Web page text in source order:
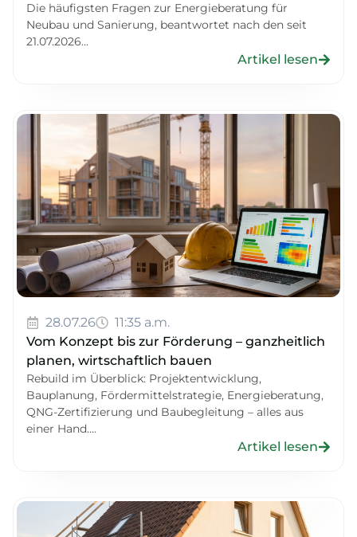
Die häufigsten Fragen zur Energieberatung für
Neubau und Sanierung, beantwortet nach den seit
21.07.2026...
Artikel lesen
28.07.26
11:35 a.m.
Vom Konzept bis zur Förderung – ganzheitlich
planen, wirtschaftlich bauen
Rebuild im Überblick: Projektentwicklung,
Bauplanung, Fördermittelstrategie, Energieberatung,
QNG-Zertifizierung und Baubegleitung – alles aus
einer Hand....
Artikel lesen